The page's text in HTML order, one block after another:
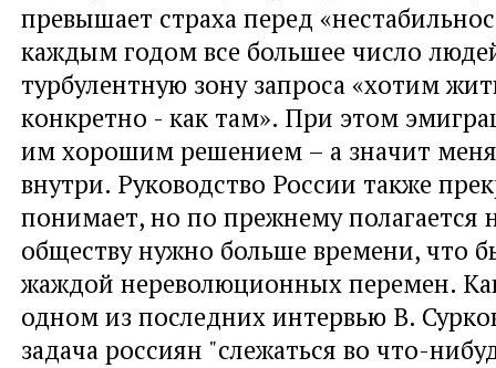
превышает страха перед
каждым годом все большее число
турбулентную зону запроса «хотим
конкретно - как там». При этом
им хорошим решением – а значит
внутри. Руководство России также
понимает, но по прежнему полагается
обществу нужно больше времени, что
жаждой нереволюционных перемен.
одном из последних интервью В.
задача россиян "слежаться во что-